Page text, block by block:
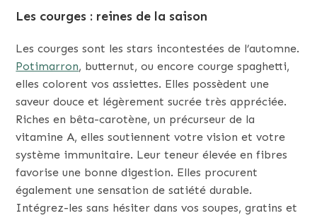
Les courges : reines de la saison
Les courges sont les stars incontestées de l’automne.
Potimarron, butternut, ou encore courge spaghetti,
elles colorent vos assiettes. Elles possèdent une
saveur douce et légèrement sucrée très appréciée.
Riches en bêta-carotène, un précurseur de la
vitamine A, elles soutiennent votre vision et votre
système immunitaire. Leur teneur élevée en fibres
favorise une bonne digestion. Elles procurent
également une sensation de satiété durable.
Intégrez-les sans hésiter dans vos soupes, gratins et